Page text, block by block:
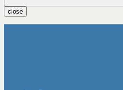
close